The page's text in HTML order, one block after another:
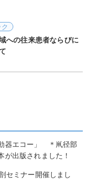
への往来患者ならびに
器エコー」 ＊鼡径部
出版されました！
セミナー開催しまし